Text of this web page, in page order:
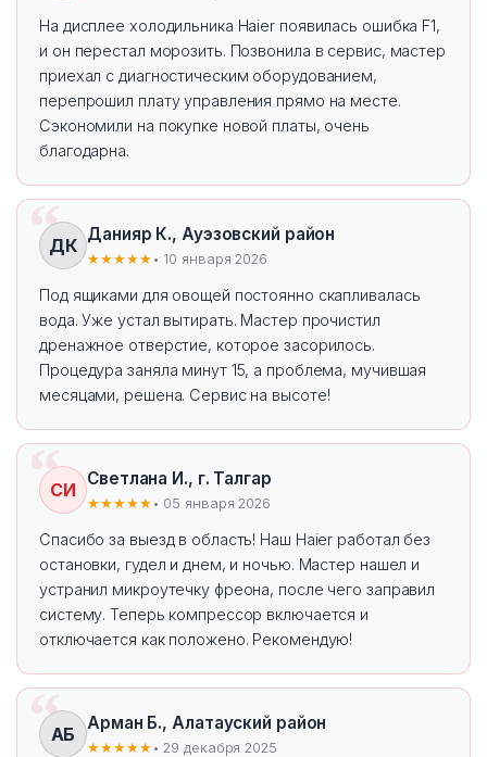
На дисплее холодильника Haier появилась ошибка F1,
и он перестал морозить. Позвонила в сервис, мастер
приехал с диагностическим оборудованием,
перепрошил плату управления прямо на месте.
Сэкономили на покупке новой платы, очень
благодарна.
ДК
Данияр К., Ауэзовский район
★★★★★ • 10 января 2026
Под ящиками для овощей постоянно скапливалась
вода. Уже устал вытирать. Мастер прочистил
дренажное отверстие, которое засорилось.
Процедура заняла минут 15, а проблема, мучившая
месяцами, решена. Сервис на высоте!
СИ
Светлана И., г. Талгар
★★★★★ • 05 января 2026
Спасибо за выезд в область! Наш Haier работал без
остановки, гудел и днем, и ночью. Мастер нашел и
устранил микроутечку фреона, после чего заправил
систему. Теперь компрессор включается и
отключается как положено. Рекомендую!
АБ
Арман Б., Алатауский район
★★★★★ • 29 декабря 2025